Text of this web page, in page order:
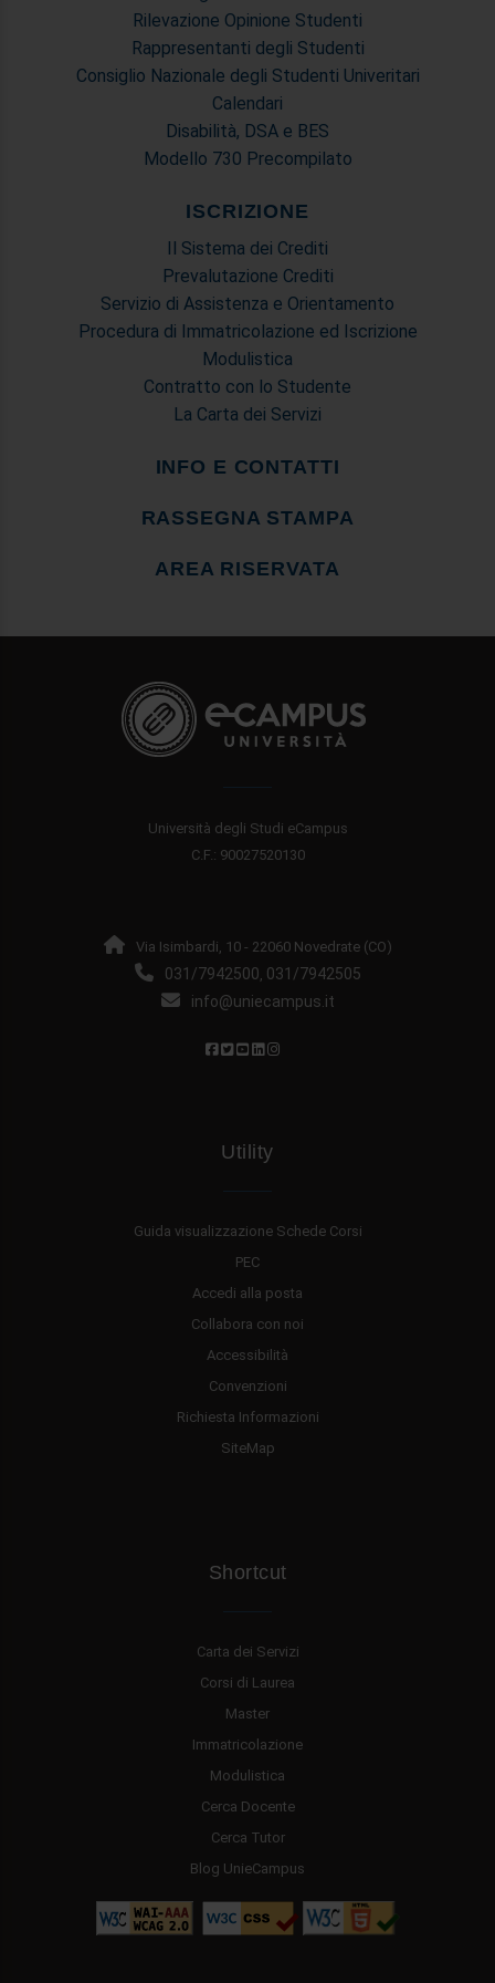
Rilevazione Opinione Studenti
Rappresentanti degli Studenti
Consiglio Nazionale degli Studenti Univeritari
Calendari
Disabilità, DSA e BES
Modello 730 Precompilato
ISCRIZIONE
Il Sistema dei Crediti
Prevalutazione Crediti
Servizio di Assistenza e Orientamento
Procedura di Immatricolazione ed Iscrizione
Modulistica
Contratto con lo Studente
La Carta dei Servizi
INFO E CONTATTI
RASSEGNA STAMPA
AREA RISERVATA
Università degli Studi eCampus
C.F.: 90027520130
Via Isimbardi, 10 - 22060 Novedrate (CO)
031/7942500, 031/7942505
info@uniecampus.it
Utility
Guida visualizzazione Schede Corsi
PEC
Accedi alla posta
Collabora con noi
Accessibilità
Convenzioni
Richiesta Informazioni
SiteMap
Shortcut
Carta dei Servizi
Corsi di Laurea
Master
Immatricolazione
Modulistica
Cerca Docente
Cerca Tutor
Blog UnieCampus